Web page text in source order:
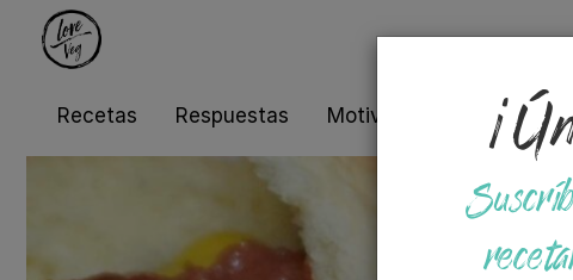
Recetas Respuestas Motivos Salud